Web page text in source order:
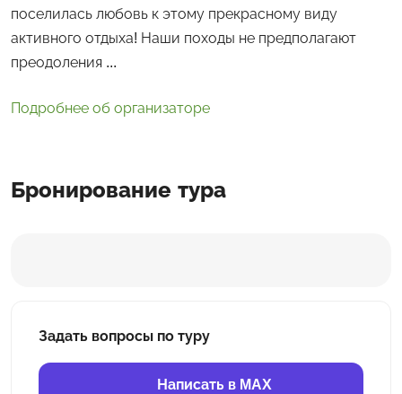
поселилась любовь к этому прекрасному виду
активного отдыха! Наши походы не предполагают
преодоления ...
Подробнее об организаторе
Бронирование тура
Задать вопросы по туру
Написать в MAX